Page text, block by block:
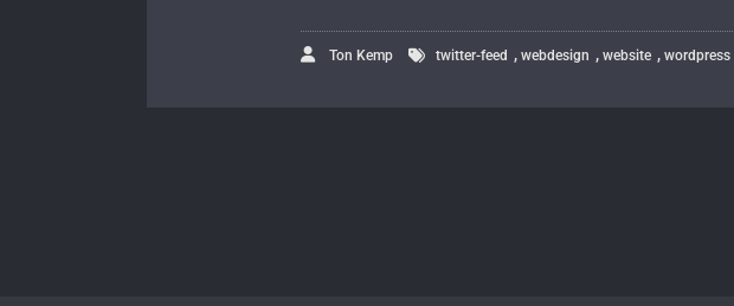
Ton Kemp twitter-feed ,webdesign ,website ,wordpress